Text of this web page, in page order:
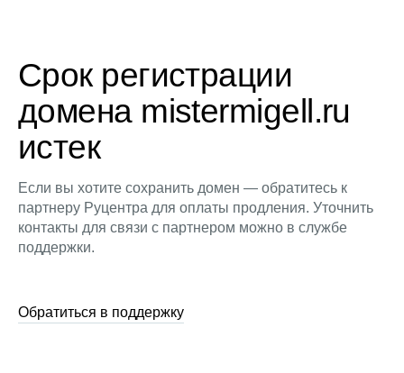
Срок регистрации
домена mistermigell.ru
истек
Если вы хотите сохранить домен — обратитесь к
партнеру Руцентра для оплаты продления. Уточнить
контакты для связи с партнером можно в службе
поддержки.
Обратиться в поддержку